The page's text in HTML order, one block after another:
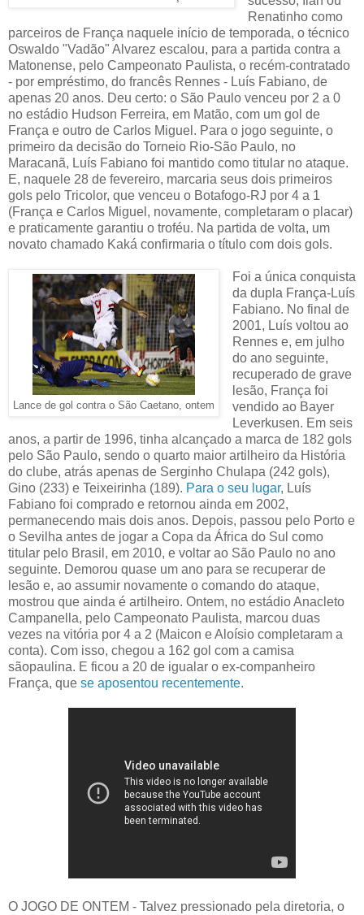
Renatinho como
parceiros de França naquele início de temporada, o técnico
Oswaldo "Vadão" Alvarez escalou, para a partida contra a
Matonense, pelo Campeonato Paulista, o recém-contratado
- por empréstimo, do francês Rennes - Luís Fabiano, de
apenas 20 anos. Deu certo: o São Paulo venceu por 2 a 0
no estádio Hudson Ferreira, em Matão, com um gol de
França e outro de Carlos Miguel. Para o jogo seguinte, o
primeiro da decisão do Torneio Rio-São Paulo, no
Maracanã, Luís Fabiano foi mantido como titular no ataque.
E, naquele 28 de fevereiro, marcaria seus dois primeiros
gols pelo Tricolor, que venceu o Botafogo-RJ por 4 a 1
(França e Carlos Miguel, novamente, completaram o placar)
e praticamente garantiu o troféu. Na partida de volta, um
novato chamado Kaká confirmaria o título com dois gols.
Lance de gol contra o São Caetano, ontem
Foi a única conquista
da dupla França-Luís
Fabiano. No final de
2001, Luís voltou ao
Rennes e, em julho
do ano seguinte,
recuperado de grave
lesão, França foi
vendido ao Bayer
Leverkusen. Em seis
anos, a partir de 1996, tinha alcançado a marca de 182 gols
pelo São Paulo, sendo o quarto maior artilheiro da História
do clube, atrás apenas de Serginho Chulapa (242 gols),
Gino (233) e Teixeirinha (189). Para o seu lugar, Luís
Fabiano foi comprado e retornou ainda em 2002,
permanecendo mais dois anos. Depois, passou pelo Porto e
o Sevilha antes de jogar a Copa da África do Sul como
titular pelo Brasil, em 2010, e voltar ao São Paulo no ano
seguinte. Demorou quase um ano para se recuperar de
lesão e, ao assumir novamente o comando do ataque,
mostrou que ainda é artilheiro. Ontem, no estádio Anacleto
Campanella, pelo Campeonato Paulista, marcou duas
vezes na vitória por 4 a 2 (Maicon e Aloísio completaram a
conta). Com isso, chegou a 162 gol com a camisa
sãopaulina. E ficou a 20 de igualar o ex-companheiro
França, que se aposentou recentemente.
O JOGO DE ONTEM - Talvez pressionado pela diretoria, o